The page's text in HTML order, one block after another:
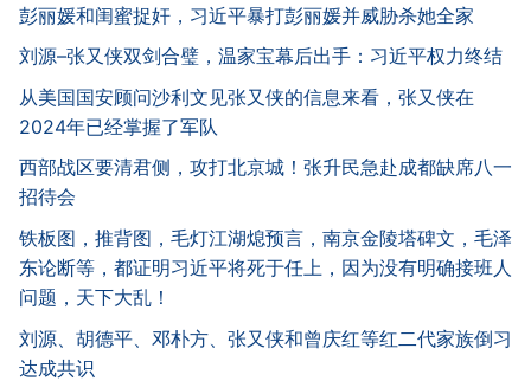
彭丽媛和闺蜜捉奸，习近平暴打彭丽媛并威胁杀她全家
刘源–张又侠双剑合璧，温家宝幕后出手：习近平权力终结
从美国国安顾问沙利文见张又侠的信息来看，张又侠在
2024年已经掌握了军队
西部战区要清君侧，攻打北京城！张升民急赴成都缺席八一
招待会
铁板图，推背图，毛灯江湖熄预言，南京金陵塔碑文，毛泽
东论断等，都证明习近平将死于任上，因为没有明确接班人
问题，天下大乱！
刘源、胡德平、邓朴方、张又侠和曾庆红等红二代家族倒习
达成共识